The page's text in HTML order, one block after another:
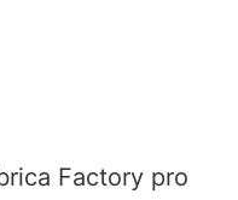
Factory pro